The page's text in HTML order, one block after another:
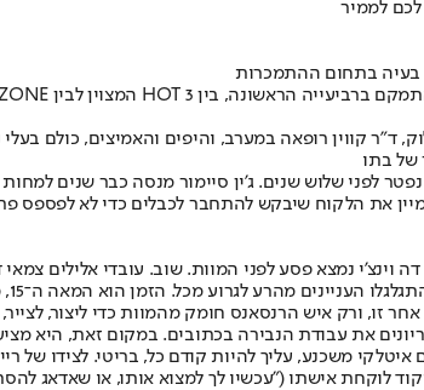
לממיר
בעיה בתחום ההתמכרות
קווין רופאה במערב, והיפים והאמיצים, כולם בעלי
של בתו
לפני שלוש שנים. ג'ין סיימור מנסה כבר שנים
וינצ'י נמצא פסע לפני המוות. שוב. עובדי אלילים
זו, ורק איש הרנסאנס חומק מהמוות כדי ליצור,
את עבודת הנבירה בכתובים. במקום זאת, היא
איטלקי משכנע, עליך להיות קודם כל, בריטי. לצידו
לוקחת אישתו ("עכשיו לך למצוא אותו, או